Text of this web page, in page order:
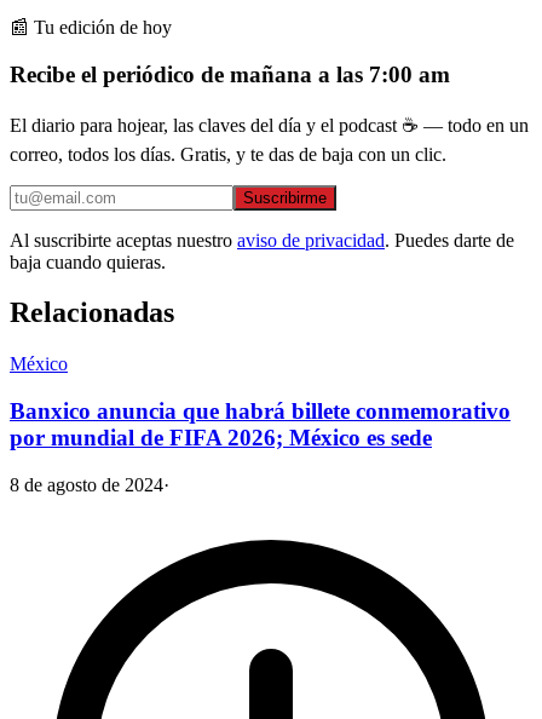
📰 Tu edición de hoy
Recibe el periódico de mañana a las 7:00 am
El diario para hojear, las claves del día y el podcast ☕ — todo en un
correo, todos los días. Gratis, y te das de baja con un clic.
Suscribirme
Al suscribirte aceptas nuestro aviso de privacidad. Puedes darte de
baja cuando quieras.
Relacionadas
México
Banxico anuncia que habrá billete conmemorativo
por mundial de FIFA 2026; México es sede
8 de agosto de 2024·